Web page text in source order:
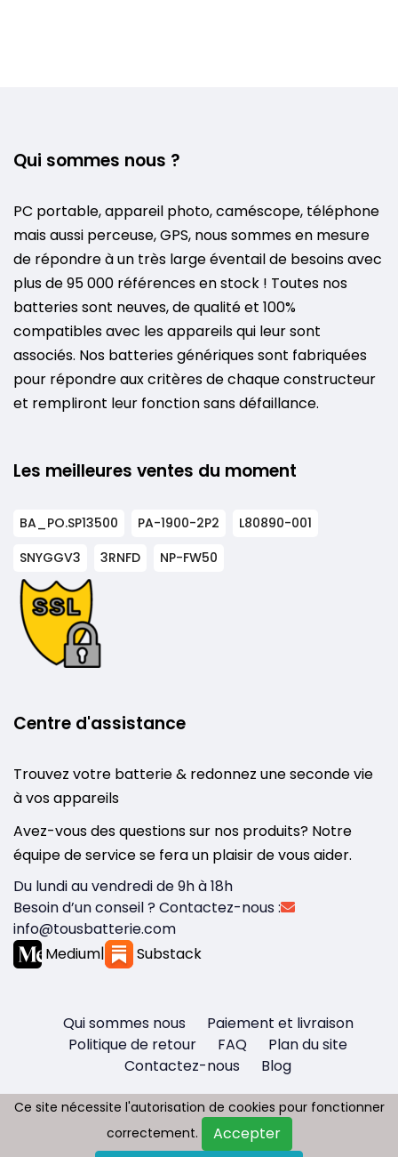
Qui sommes nous ?
PC portable, appareil photo, caméscope, téléphone
mais aussi perceuse, GPS, nous sommes en mesure
de répondre à un très large éventail de besoins avec
plus de 95 000 références en stock ! Toutes nos
batteries sont neuves, de qualité et 100%
compatibles avec les appareils qui leur sont
associés. Nos batteries génériques sont fabriquées
pour répondre aux critères de chaque constructeur
et rempliront leur fonction sans défaillance.
Les meilleures ventes du moment
BA_PO.SP13500 PA-1900-2P2
L80890-001
SNYGGV3
3RNFD NP-FW50
Centre d'assistance
Trouvez votre batterie & redonnez une seconde vie
à vos appareils
Avez-vous des questions sur nos produits? Notre
équipe de service se fera un plaisir de vous aider.
Du lundi au vendredi de 9h à 18h
Besoin d’un conseil ? Contactez-nous :
info@tousbatterie.com
Medium| Substack
Qui sommes nous
Paiement et livraison
Politique de retour
FAQ
Plan du site
Contactez-nous
Blog
Copyright © 2026 - Tous droit réservés
Ce site nécessite l'autorisation de cookies pour fonctionner
correctement.
Accepter
Ce site nécessite l'autorisation de cookies pour fonctionner
correctement.
Accepter